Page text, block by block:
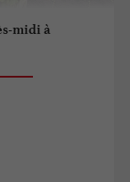
midi à